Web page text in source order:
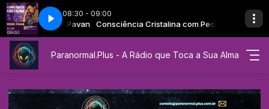
08:30 - 09:00
com Pedro Pavan Consciência Cristalina com Pedro Pavan
Cristalina - Pedro PavanEP 02 - Consciência Cristalina - Pedro Pavan
Paranormal.Plus - A Rádio que Toca a Sua Alma